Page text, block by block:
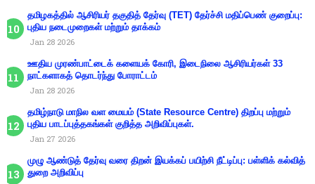
தமிழகத்தில் ஆசிரியர் தகுதித் தேர்வு (TET) தேர்ச்சி மதிப்பெண் குறைப்பு:
புதிய நடைமுறைகள் மற்றும் தாக்கம்
Jan 28 2026
ஊதிய முரண்பாட்டைக் களையக் கோரி, இடைநிலை ஆசிரியர்கள் 33
நாட்களாகத் தொடர்ந்து போராட்டம்
Jan 28 2026
தமிழ்நாடு மாநில வள மையம் (State Resource Centre) திறப்பு மற்றும்
புதிய பாடப்புத்தகங்கள் குறித்த அறிவிப்புகள்.
Jan 27 2026
முழு ஆண்டுத் தேர்வு வரை திறன் இயக்கப் பயிற்சி நீட்டிப்பு: பள்ளிக் கல்வித்
துறை அறிவிப்பு